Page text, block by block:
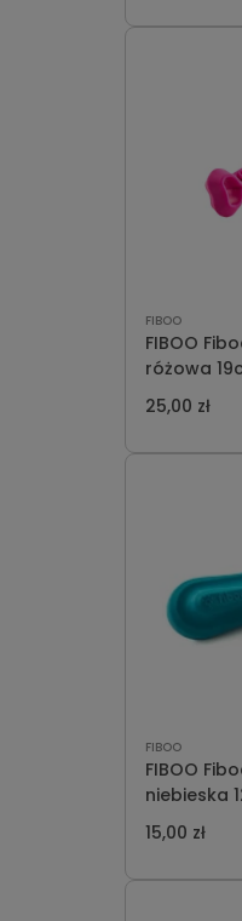
FIBOO
FIBOO
różowa
25,00 zł
FIBOO
FIBOO
niebieska
15,00 zł